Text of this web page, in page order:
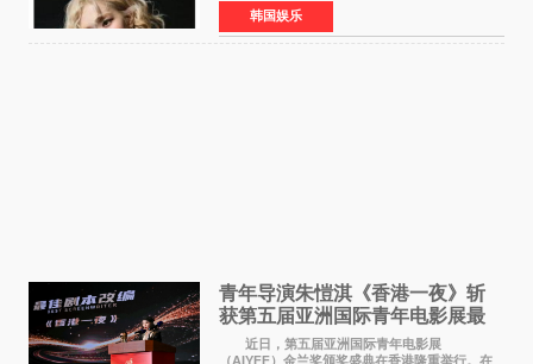
加BLACKPINK出道纪念活动的种种猜测作出正
式回应。 Th
韩国娱乐
青年导演朱愷淇《香港一夜》斩
获第五届亚洲国际青年电影展最
佳剧本改编奖
近日，第五届亚洲国际青年电影展
（AIYFF）金兰奖颁奖盛典在香港隆重举行。在